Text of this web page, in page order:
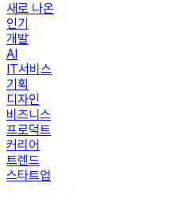
새로 나온
인기
개발
AI
IT서비스
기획
디자인
비즈니스
프로덕트
커리어
트렌드
스타트업